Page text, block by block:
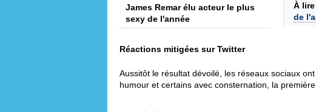
James Remar élu acteur le plus
sexy de l'année
À lire
de
Réactions mitigées sur Twitter
Aussitôt le résultat dévoilé, les réseaux sociaux
humour et certains avec consternation, la